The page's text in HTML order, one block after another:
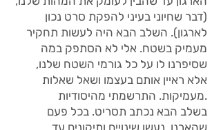
(דבר שחיוני בעיני להפקת סרט נכון
לארגון). השלב הבא היה לעשות תחקיר
מעמיק בשטח. אלי לא הסתפק במה
שסיפרנו לו על כל גורמי השטח שלנו,
אלא ראיין אותם בעצמו ושאל שאלות
מעמיקות. התרשמתי מהיסודיות.
בשלב הבא נכתב תסריט. בכל פעם
שהארנו, נעשו שינויים ותיקונים עד